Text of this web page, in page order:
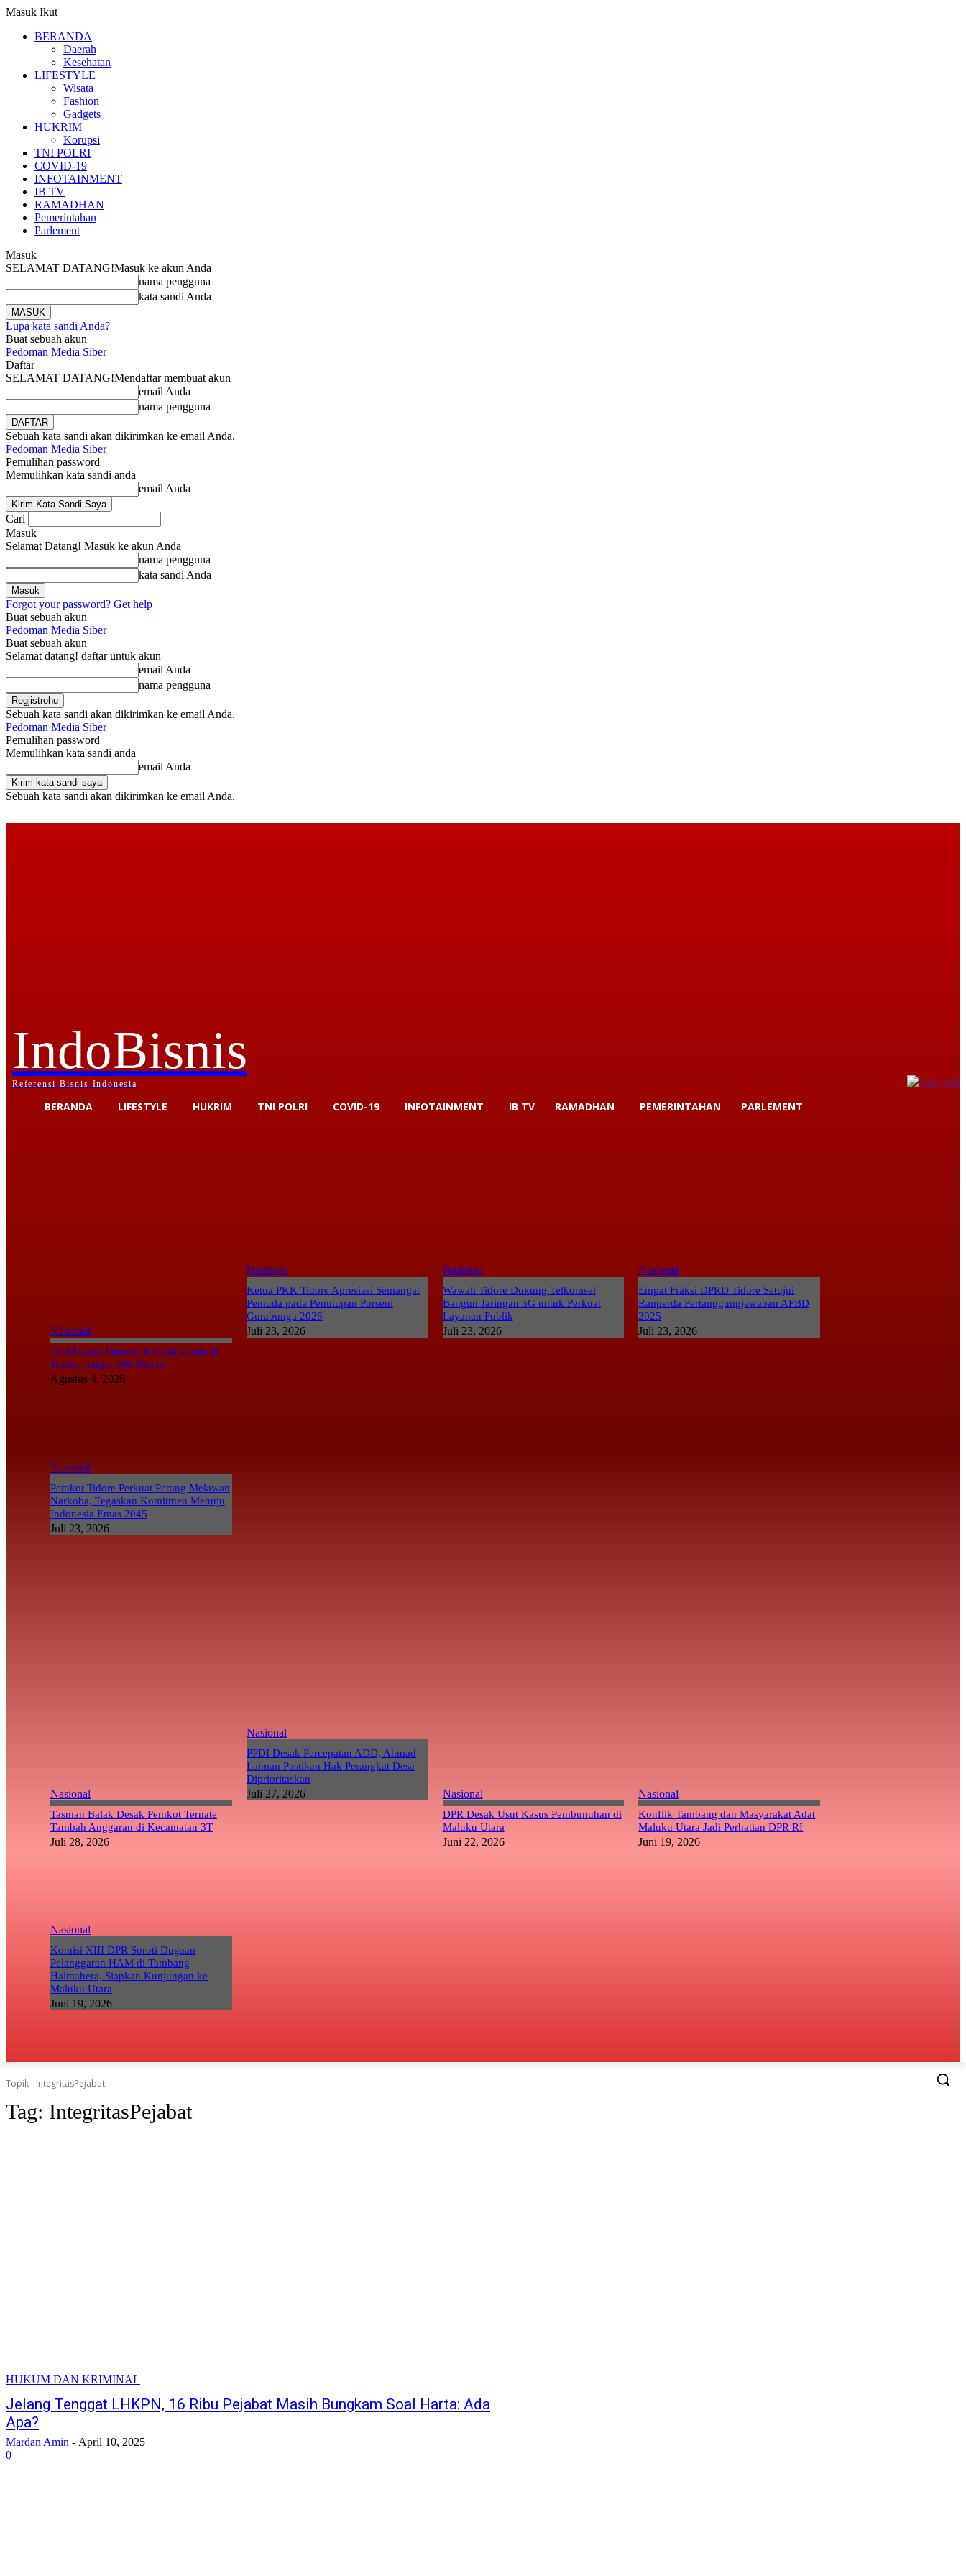
Masuk Ikut
BERANDA
Daerah
Kesehatan
LIFESTYLE
Wisata
Fashion
Gadgets
HUKRIM
Korupsi
TNI POLRI
COVID-19
INFOTAINMENT
IB TV
RAMADHAN
Pemerintahan
Parlement
Masuk
SELAMAT DATANG!Masuk ke akun Anda
nama pengguna
kata sandi Anda
Lupa kata sandi Anda?
Buat sebuah akun
Pedoman Media Siber
Daftar
SELAMAT DATANG!Mendaftar membuat akun
email Anda
nama pengguna
Sebuah kata sandi akan dikirimkan ke email Anda.
Pedoman Media Siber
Pemulihan password
Memulihkan kata sandi anda
email Anda
Cari
Masuk
Selamat Datang! Masuk ke akun Anda
nama pengguna
kata sandi Anda
Forgot your password? Get help
Buat sebuah akun
Pedoman Media Siber
Buat sebuah akun
Selamat datang! daftar untuk akun
email Anda
nama pengguna
Sebuah kata sandi akan dikirimkan ke email Anda.
Pedoman Media Siber
Pemulihan password
Memulihkan kata sandi anda
email Anda
Sebuah kata sandi akan dikirimkan ke email Anda.
IndoBisnis
Referensi Bisnis Indonesia
BERANDA LIFESTYLE HUKRIM TNI POLRI COVID-19 INFOTAINMENT IB TV RAMADHAN PEMERINTAHAN PARLEMENT
Nasional
UGM Gelar Operasi Katarak Gratis di
Tidore, Target 100 Pasien
Agustus 4, 2026
Nasional
Ketua PKK Tidore Apresiasi Semangat
Pemuda pada Penutupan Porseni
Gurabunga 2026
Juli 23, 2026
Nasional
Wawali Tidore Dukung Telkomsel
Bangun Jaringan 5G untuk Perkuat
Layanan Publik
Juli 23, 2026
Nasional
Empat Fraksi DPRD Tidore Setujui
Ranperda Pertanggungjawaban APBD
2025
Juli 23, 2026
Nasional
Pemkot Tidore Perkuat Perang Melawan
Narkoba, Tegaskan Komitmen Menuju
Indonesia Emas 2045
Juli 23, 2026
Nasional
Tasman Balak Desak Pemkot Ternate
Tambah Anggaran di Kecamatan 3T
Juli 28, 2026
Nasional
PPDI Desak Percepatan ADD, Ahmad
Laiman Pastikan Hak Perangkat Desa
Diprioritaskan
Juli 27, 2026 Nasional
DPR Desak Usut Kasus Pembunuhan di
Maluku Utara
Juni 22, 2026
Nasional
Konflik Tambang dan Masyarakat Adat
Maluku Utara Jadi Perhatian DPR RI
Juni 19, 2026
Nasional
Komisi XIII DPR Soroti Dugaan
Pelanggaran HAM di Tambang
Halmahera, Siapkan Kunjungan ke
Maluku Utara
Juni 19, 2026
Topik IntegritasPejabat
Tag: IntegritasPejabat
HUKUM DAN KRIMINAL
Jelang Tenggat LHKPN, 16 Ribu Pejabat Masih Bungkam Soal Harta: Ada
Apa?
Mardan Amin - April 10, 2025
0